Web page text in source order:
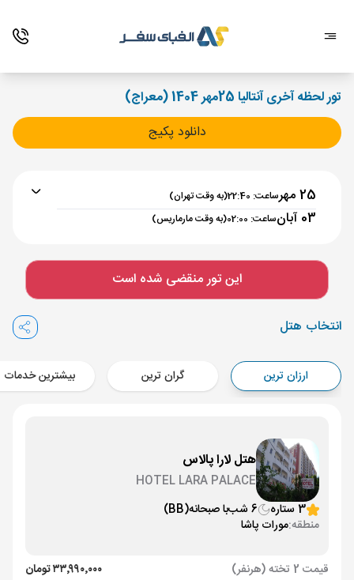
تور لحظه آخری آنتالیا 25مهر 1404 (معراج)
دانلود پکیج
25 مهر ساعت: 22:40 (به وقت تهران)
03 آبان ساعت: 02:00 (به وقت مارماریس)
تهران , فرودگاه بین‌المللی امام خمینی IKA
مدت پرواز :
مارماریس ,
Aircraft - معراج ایر (Economy)
برنامه برگشت :03 آبان ساعت: 02:00
مدت پرواز :03:30
تهران , فرودگاه بین‌المللی امام خمینی IKA
Aircraft - معراج ایر (Economy)
این تور منقضی شده است
انتخاب هتل
ارزان ترین گران ترین بیشترین خدمات
هتل لارا پالاس
HOTEL LARA PALACE
3 ستاره
6 شب با صبحانه(BB)
منطقه:مورات پاشا
قیمت 2 تخته (هرنفر)
۳۳٬۹۹۰٬۰۰۰ تومان